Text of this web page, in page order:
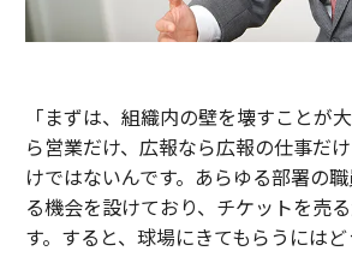
「まずは、組織内の壁を壊すことが
ら営業だけ、広報なら広報の仕事だ
けではないんです。あらゆる部署の
る機会を設けており、チケットを売
す。すると、球場にきてもらうにはど